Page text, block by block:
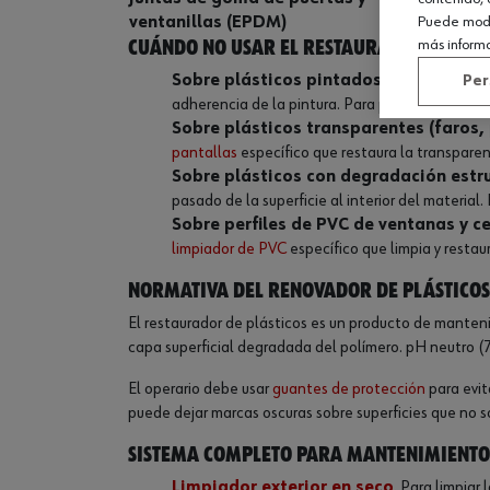
ventanillas (EPDM)
tono
Cuándo NO usar el restaurador de
Sobre plásticos pintados
. El renovador
adherencia de la pintura. Para plásticos
Sobre plásticos transparentes
pantallas específico que restaura la
Sobre plásticos con degradación
pasado de la superficie al interior del material.
Sobre perfiles de PVC de ventanas y
limpiador de PVC específico que limpia y
Normativa del renovador de
El restaurador de plásticos es un producto de
capa superficial degradada del polímero. pH neutro
El operario debe usarguantes de protección para
puede dejar marcas oscuras sobre superficies que
Sistema completo para
Puede
más